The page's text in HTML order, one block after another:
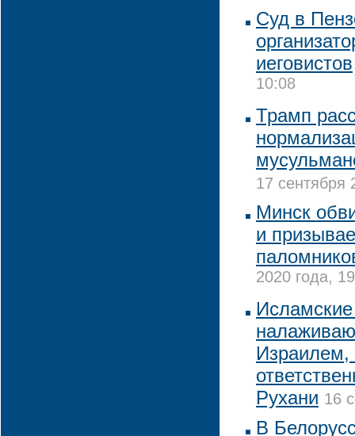
Суд в
иеговистов
10:08
Трамп
17 сентября
Минск
и
2020 года,
Израилем,
Рухани 16
В